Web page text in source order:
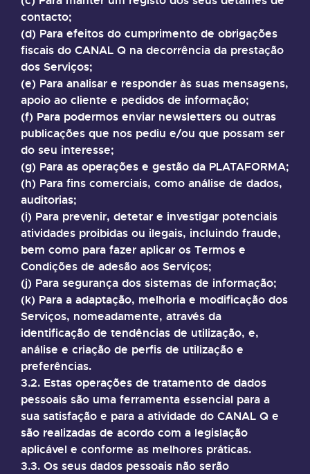
contacto;
(d) Para efeitos do cumprimento de obrigações
fiscais do CANAL Q na decorrência da prestação
dos Serviços;
(e) Para analisar e responder às suas mensagens,
apoio ao cliente e pedidos de informação;
(f) Para podermos enviar newsletters ou outras
publicações que nos pediu e/ou que possam ser
do seu interesse;
(g) Para as operações e gestão da PLATAFORMA;
(h) Para fins comerciais, como análise de dados,
auditorias;
(i) Para prevenir, detetar e investigar potenciais
atividades proibidas ou ilegais, incluindo fraude,
bem como para fazer aplicar os Termos e
Condições de adesão aos Serviços;
(j) Para segurança dos sistemas de informação;
(k) Para a adaptação, melhoria e modificação dos
Serviços, nomeadamente, através da
identificação de tendências de utilização, e,
análise e criação de perfis de utilização e
preferências.
3.2. Estas operações de tratamento de dados
pessoais são uma ferramenta essencial para a
sua satisfação e para a atividade do CANAL Q e
são realizadas de acordo com a legislação
aplicável e conforme as melhores práticas.
3.3. Os seus dados pessoais não serão